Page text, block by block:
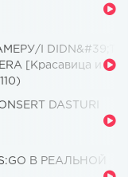
I DIDN&#39;T
[Красавица и
DASTURI
В РЕАЛЬНОЙ